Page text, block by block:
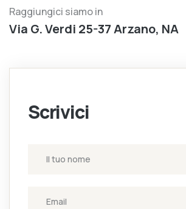
Raggiungici siamo in
Via G. Verdi 25-37 Arzano, NA
Scrivici